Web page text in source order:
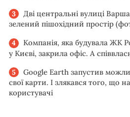
Дві центральні вулиці
зелений пішохідний простір
Компанія, яка будувала ЖК
у Києві, закрила офіс. А
Google Earth запустив
свої карти. І злякався того, що
користувачі